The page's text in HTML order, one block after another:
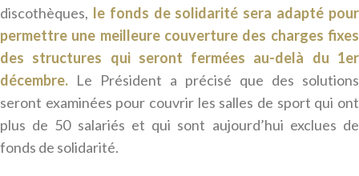
discothèques, le fonds de solidarité sera adapté pour
permettre une meilleure couverture des charges fixes
des structures qui seront fermées au-delà du 1er
décembre. Le Président a précisé que des solutions
seront examinées pour couvrir les salles de sport qui ont
plus de 50 salariés et qui sont aujourd’hui exclues de
fonds de solidarité.